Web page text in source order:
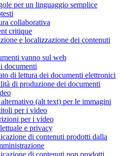
per un linguaggio semplice
collaborativa
critique
e localizzazione dei contenuti
vanno sul web
documenti
di lettura dei documenti elettronici
di produzione dei documenti
(alt text) per le immagini
per i video
per i video
e privacy
di contenuti prodotti dalla
di contenuti non prodotti